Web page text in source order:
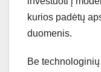
kurios padėtų
duomenis.
Be